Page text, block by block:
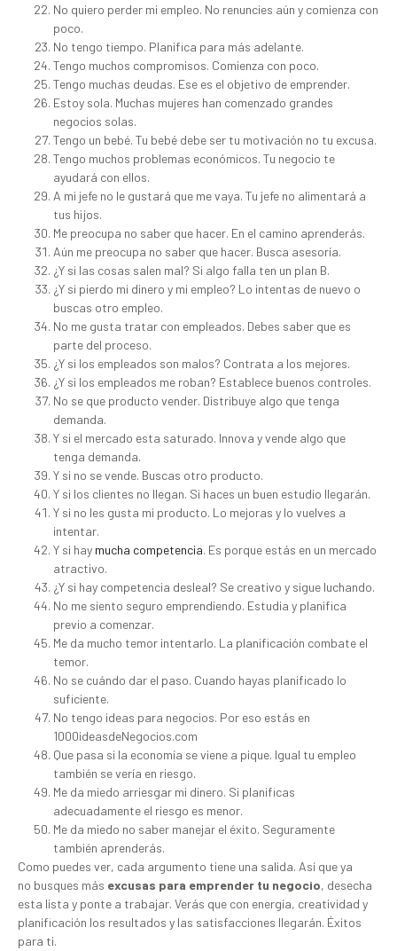
No quiero perder mi empleo. No renuncies aún y comienza con
poco.
No tengo tiempo. Planifica para más adelante.
Tengo muchos compromisos. Comienza con poco.
Tengo muchas deudas. Ese es el objetivo de emprender.
Estoy sola. Muchas mujeres han comenzado grandes
negocios solas.
Tengo un bebé. Tu bebé debe ser tu motivación no tu excusa.
Tengo muchos problemas económicos. Tu negocio te
ayudará con ellos.
A mi jefe no le gustará que me vaya. Tu jefe no alimentará a
tus hijos.
Me preocupa no saber que hacer. En el camino aprenderás.
Aún me preocupa no saber que hacer. Busca asesoría.
¿Y si las cosas salen mal? Si algo falla ten un plan B.
¿Y si pierdo mi dinero y mi empleo? Lo intentas de nuevo o
buscas otro empleo.
No me gusta tratar con empleados. Debes saber que es
parte del proceso.
¿Y si los empleados son malos? Contrata a los mejores.
¿Y si los empleados me roban? Establece buenos controles.
No se que producto vender. Distribuye algo que tenga
demanda.
Y si el mercado esta saturado. Innova y vende algo que
tenga demanda.
Y si no se vende. Buscas otro producto.
Y si los clientes no llegan. Si haces un buen estudio llegarán.
Y si no les gusta mi producto. Lo mejoras y lo vuelves a
intentar.
Y si hay mucha competencia. Es porque estás en un mercado
atractivo.
¿Y si hay competencia desleal? Se creativo y sigue luchando.
No me siento seguro emprendiendo. Estudia y planifica
previo a comenzar.
Me da mucho temor intentarlo. La planificación combate el
temor.
No se cuándo dar el paso. Cuando hayas planificado lo
suficiente.
No tengo ideas para negocios. Por eso estás en
1000ideasdeNegocios.com
Que pasa si la economía se viene a pique. Igual tu empleo
también se vería en riesgo.
Me da miedo arriesgar mi dinero. Si planificas
adecuadamente el riesgo es menor.
Me da miedo no saber manejar el éxito. Seguramente
también aprenderás.
Como puedes ver, cada argumento tiene una salida. Así que ya
no busques más excusas para emprender tu negocio, desecha
esta lista y ponte a trabajar. Verás que con energía, creatividad y
planificación los resultados y las satisfacciones llegarán. Éxitos
para ti.